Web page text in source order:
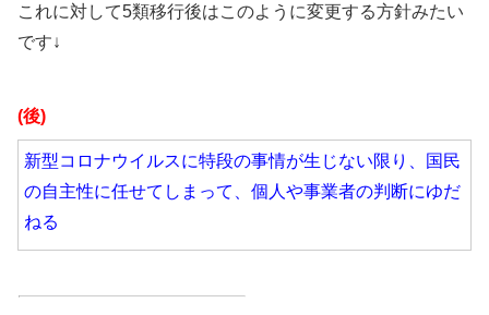
これに対して5類移行後はこのように変更する方針みたい
です↓
(後)
新型コロナウイルスに特段の事情が生じない限り、国民
の自主性に任せてしまって、個人や事業者の判断にゆだ
ねる